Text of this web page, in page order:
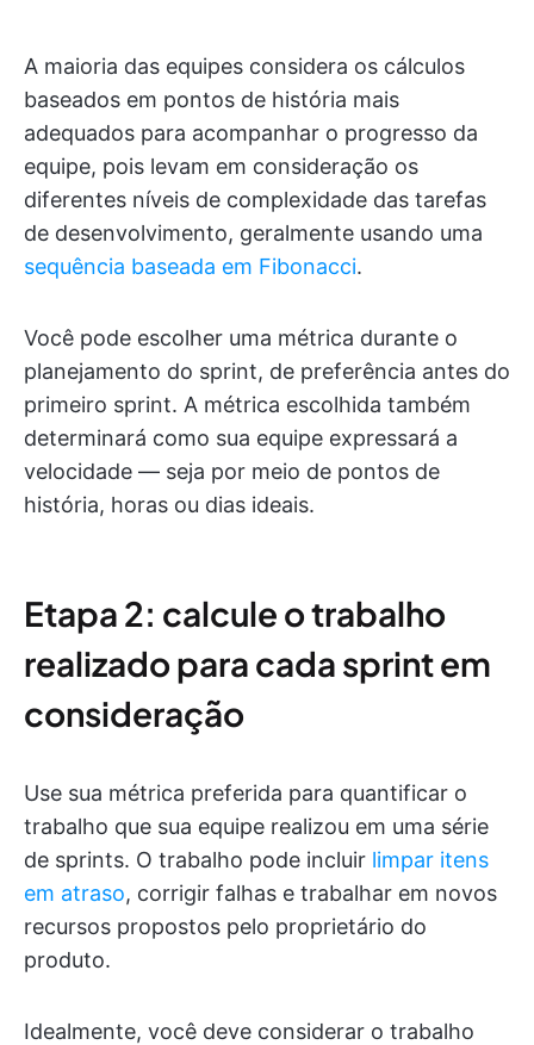
A maioria das equipes considera os cálculos
baseados em pontos de história mais
adequados para acompanhar o progresso da
equipe, pois levam em consideração os
diferentes níveis de complexidade das tarefas
de desenvolvimento, geralmente usando uma
sequência baseada em Fibonacci.
Você pode escolher uma métrica durante o
planejamento do sprint, de preferência antes do
primeiro sprint. A métrica escolhida também
determinará como sua equipe expressará a
velocidade — seja por meio de pontos de
história, horas ou dias ideais.
Etapa 2: calcule o trabalho
realizado para cada sprint em
consideração
Use sua métrica preferida para quantificar o
trabalho que sua equipe realizou em uma série
de sprints. O trabalho pode incluir limpar itens
em atraso, corrigir falhas e trabalhar em novos
recursos propostos pelo proprietário do
produto.
Idealmente, você deve considerar o trabalho